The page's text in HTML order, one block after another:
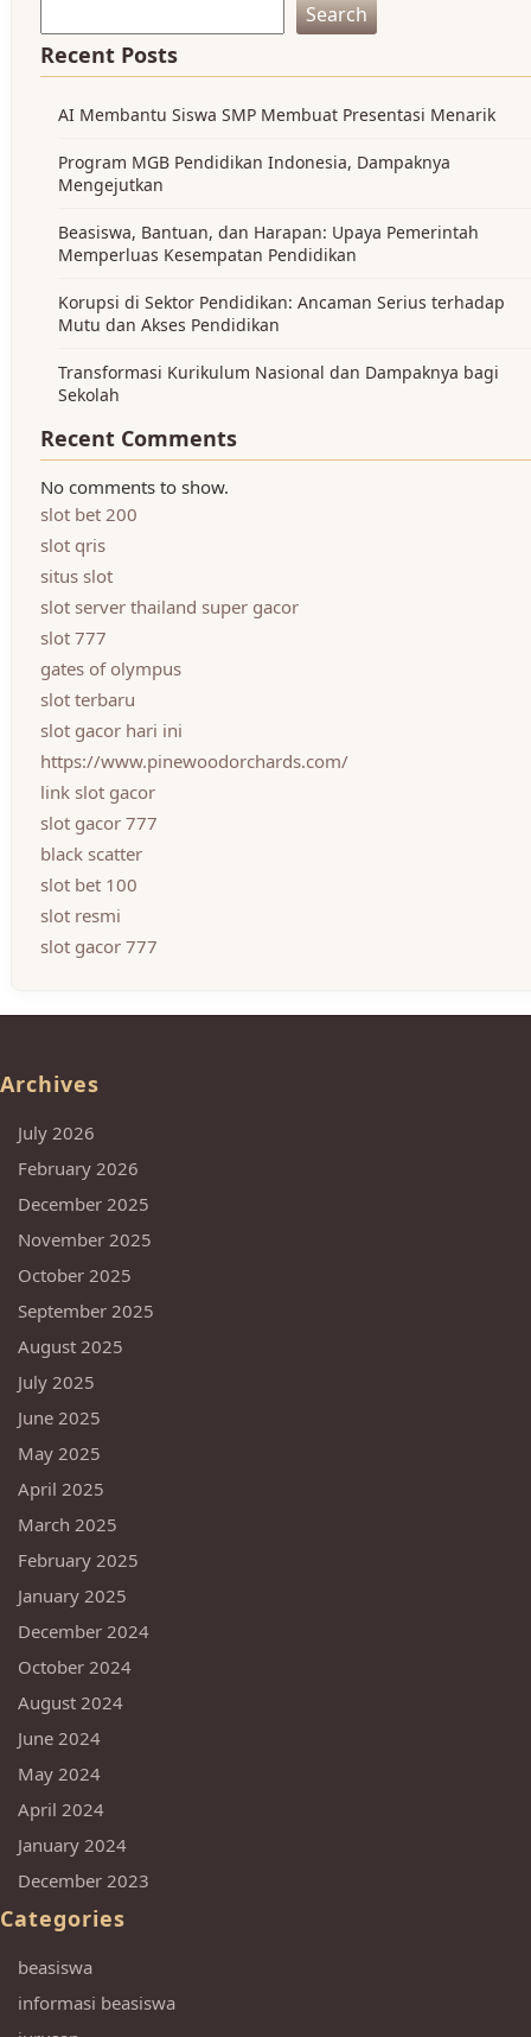
Search
Recent Posts
AI Membantu Siswa SMP Membuat Presentasi Menarik
Program MGB Pendidikan Indonesia, Dampaknya
Mengejutkan
Beasiswa, Bantuan, dan Harapan: Upaya Pemerintah
Memperluas Kesempatan Pendidikan
Korupsi di Sektor Pendidikan: Ancaman Serius terhadap
Mutu dan Akses Pendidikan
Transformasi Kurikulum Nasional dan Dampaknya bagi
Sekolah
Recent Comments
No comments to show.
slot bet 200
slot qris
situs slot
slot server thailand super gacor
slot 777
gates of olympus
slot terbaru
slot gacor hari ini
https://www.pinewoodorchards.com/
link slot gacor
slot gacor 777
black scatter
slot bet 100
slot resmi
slot gacor 777
Archives
July 2026
February 2026
December 2025
November 2025
October 2025
September 2025
August 2025
July 2025
June 2025
May 2025
April 2025
March 2025
February 2025
January 2025
December 2024
October 2024
August 2024
June 2024
May 2024
April 2024
January 2024
December 2023
Categories
beasiswa
informasi beasiswa